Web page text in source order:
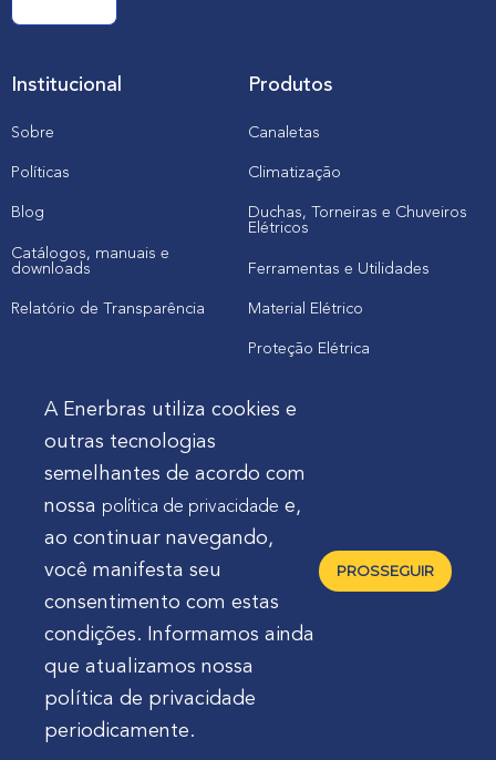
Institucional
Sobre
Políticas
Blog
Catálogos, manuais e
downloads
Relatório de Transparência
Produtos
Canaletas
Climatização
Duchas, Torneiras e Chuveiros
Elétricos
Ferramentas e Utilidades
Material Elétrico
Proteção Elétrica
Cliente
Onde comprar produtos
Quero Enerbras na minha loja
Enerbras Materiais Elétricos Ltda.
Mocelin, nº 81, Ferrari | CEP 83606-310 | Campo Largo -
A Enerbras utiliza cookies e
outras tecnologias
semelhantes de acordo com
nossa política de privacidade e,
ao continuar navegando,
você manifesta seu
consentimento com estas
condições. Informamos ainda
que atualizamos nossa
política de privacidade
periodicamente.
PROSSEGUIR